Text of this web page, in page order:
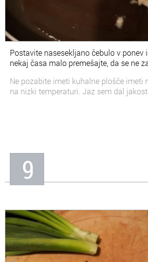
Postavite nasesekljano čebulo v ponev
nekaj časa malo premešajte, da se ne
Ne pozabite imeti kuhalne plošče imeti
na nizki temperaturi. Jaz sem dal jakost
9